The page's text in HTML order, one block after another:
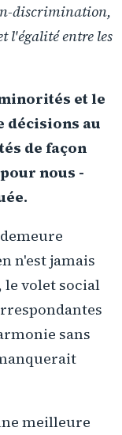
discrimination,
l'égalité entre les
et le
décisions au
de façon
nous -
n'est jamais
le volet social
sans
meilleure